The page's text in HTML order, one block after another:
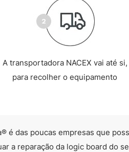
A transportadora NACEX vai até si,
para recolher o equipamento
é das poucas empresas que
a reparação da logic board do